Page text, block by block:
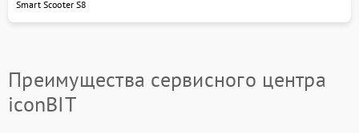
Гарантия на выполненные работы
записи на ремонт звоните по номеру +7 (843) 500-
48-62.
Smart Scooter S8
Преимущества сервисного центра
iconBIT